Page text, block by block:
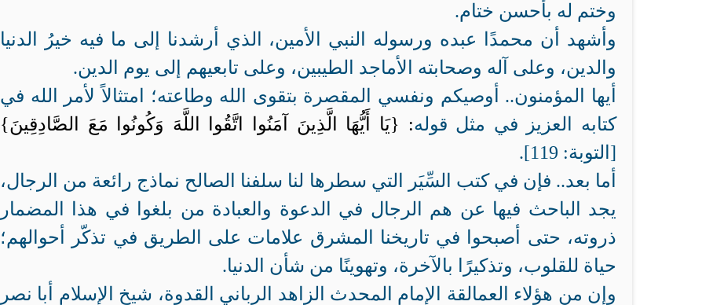
وختم له بأحسن ختام.
وأشهد أن محمدًا عبده ورسوله النبي الأمين، الذي أرشدنا إلى ما فيه خيرُ الدنيا
والدين، وعلى آله وصحابته الأماجد الطيبين، وعلى تابعيهم إلى يوم الدين.
أيها المؤمنون.. أوصيكم ونفسي المقصرة بتقوى الله وطاعته؛ امتثالاً لأمر الله في
كتابه العزيز في مثل قوله: {يَا أَيُّهَا الَّذِينَ آمَنُوا اتَّقُوا اللَّهَ وَكُونُوا مَعَ الصَّادِقِينَ}
[التوبة: 119].
أما بعد.. فإن في كتب السِّيَر التي سطرها لنا سلفنا الصالح نماذج رائعة من الرجال،
يجد الباحث فيها عن هم الرجال في الدعوة والعبادة من بلغوا في هذا المضمار
ذروته، حتى أصبحوا في تاريخنا المشرق علامات على الطريق في تذكّر أحوالهم؛
حياة للقلوب، وتذكيرًا بالآخرة، وتهوينًا من شأن الدنيا.
وإن من هؤلاء العمالقة الإمام المحدث الزاهد الرباني القدوة، شيخ الإسلام أبا نصر